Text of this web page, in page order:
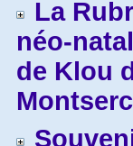
La
néo-
de Klou